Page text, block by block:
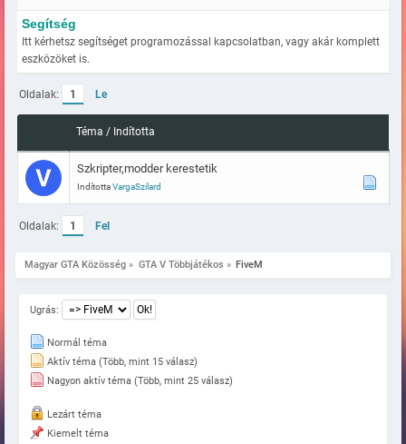
Segítség
Itt kérhetsz segítséget programozással kapcsolatban, vagy akár komplett
eszközöket is.
Oldalak: 1 Le
Téma / Indította
Szkripter,modder kerestetik
IndítottaVargaSzilard
Oldalak: 1 Fel
Magyar GTA Közösség » GTA V Többjátékos » FiveM
Ugrás:
Normál téma
Aktív téma (Több, mint 15 válasz)
Nagyon aktív téma (Több, mint 25 válasz)
Lezárt téma
Kiemelt téma